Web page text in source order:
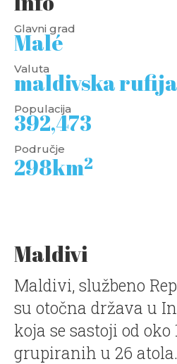
Glavni grad
Malé
Valuta
maldivska rufija
Populacija
392,473
Područje
298km2
Maldivi
Maldivi, službeno
su otočna država u
koja se sastoji od oko
grupiranih u 26